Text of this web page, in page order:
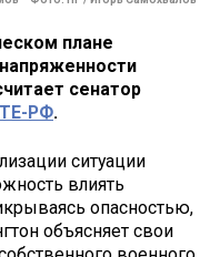
плане
сенатор
РФ.
ситуации
влиять
опасностью,
объясняет свои